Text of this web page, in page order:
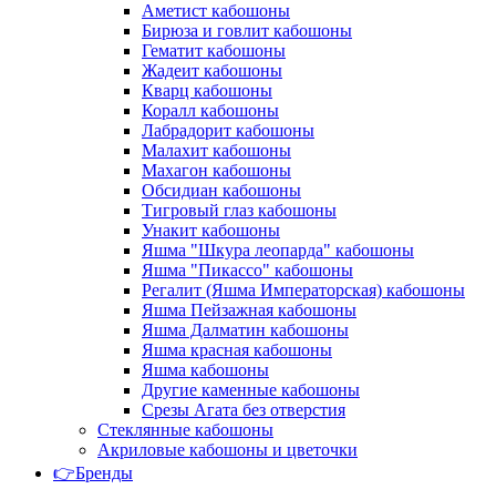
Аметист кабошоны
Бирюза и говлит кабошоны
Гематит кабошоны
Жадеит кабошоны
Кварц кабошоны
Коралл кабошоны
Лабрадорит кабошоны
Малахит кабошоны
Махагон кабошоны
Обсидиан кабошоны
Тигровый глаз кабошоны
Унакит кабошоны
Яшма "Шкура леопарда" кабошоны
Яшма "Пикассо" кабошоны
Регалит (Яшма Императорская) кабошоны
Яшма Пейзажная кабошоны
Яшма Далматин кабошоны
Яшма красная кабошоны
Яшма кабошоны
Другие каменные кабошоны
Срезы Агата без отверстия
Стеклянные кабошоны
Акриловые кабошоны и цветочки
👉Бренды